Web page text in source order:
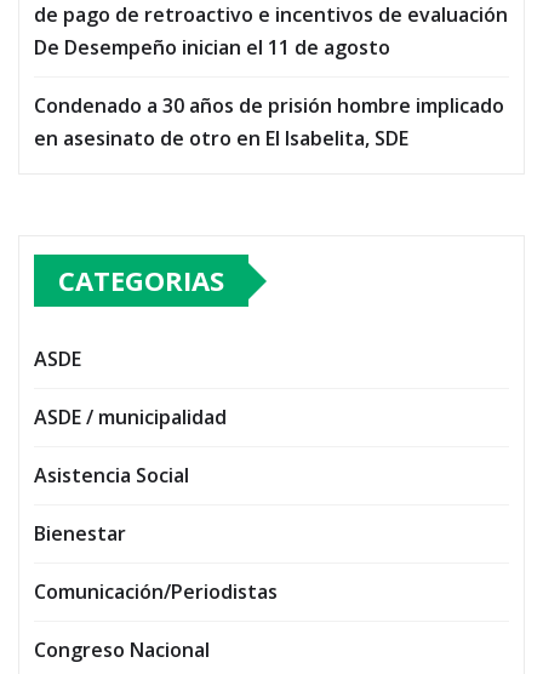
de pago de retroactivo e incentivos de evaluación
De Desempeño inician el 11 de agosto
Condenado a 30 años de prisión hombre implicado
en asesinato de otro en El Isabelita, SDE
CATEGORIAS
ASDE
ASDE / municipalidad
Asistencia Social
Bienestar
Comunicación/Periodistas
Congreso Nacional